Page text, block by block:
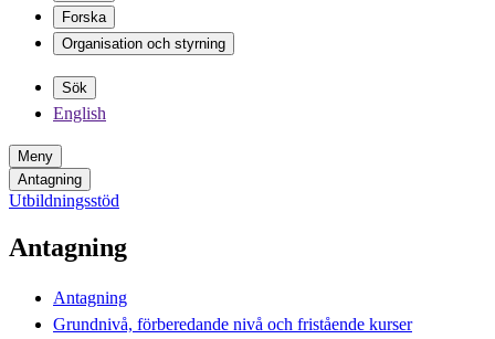
Forska
Organisation och styrning
Sök
English
Meny
Antagning
Utbildningsstöd
Antagning
Antagning
Grundnivå, förberedande nivå och fristående kurser